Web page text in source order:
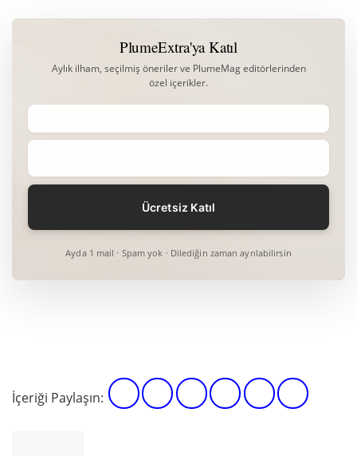
PlumeExtra'ya Katıl
Aylık ilham, seçilmiş öneriler ve PlumeMag editörlerinden
özel içerikler.
Ayda 1 mail · Spam yok · Dilediğin zaman ayrılabilirsin
İçeriği Paylaşın: